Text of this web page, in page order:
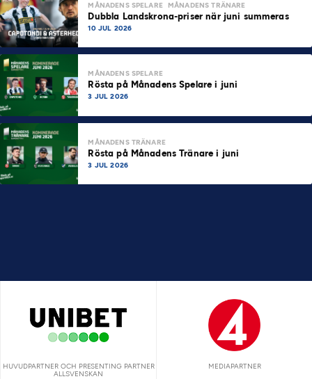
MÅNADENS SPELARE MÅNADENS TRÄNARE
Dubbla Landskrona-priser när juni summeras
10 JUL 2026
MÅNADENS SPELARE
Rösta på Månadens Spelare i juni
3 JUL 2026
MÅNADENS TRÄNARE
Rösta på Månadens Tränare i juni
3 JUL 2026
HUVUDPARTNER OCH PRESENTING PARTNER
ALLSVENSKAN
MEDIAPARTNER